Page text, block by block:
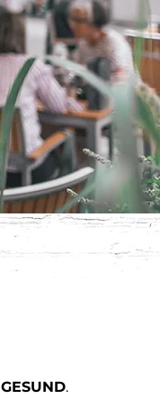
GESUND.